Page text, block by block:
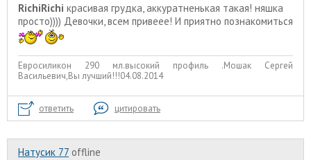
RichiRichi красивая грудка, аккуратненькая такая! няшка
просто)))) Девочки, всем привеее! И приятно познакомиться
Евросиликон 290 мл.высокий профиль .Мошак Сергей
Васильевич,Вы лучший!!!04.08.2014
ответить цитировать
Натусик 77 offline